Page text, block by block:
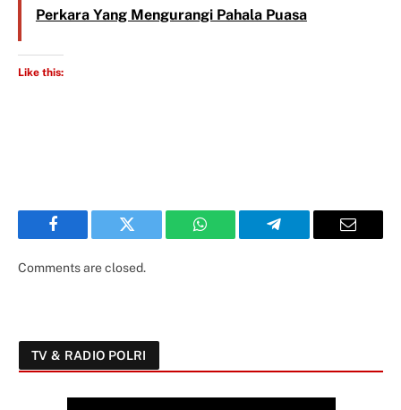
Perkara Yang Mengurangi Pahala Puasa
Like this:
Facebook Twitter WhatsApp Telegram Email
Comments are closed.
TV & RADIO POLRI